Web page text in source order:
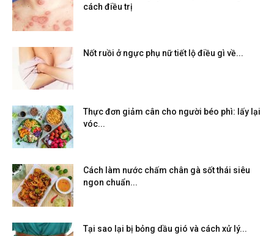
cách điều trị
Nốt ruồi ở ngực phụ nữ tiết lộ điều gì về...
Thực đơn giảm cân cho người béo phì: lấy lại
vóc...
Cách làm nước chấm chân gà sốt thái siêu
ngon chuẩn...
Tại sao lại bị bỏng dầu gió và cách xử lý...